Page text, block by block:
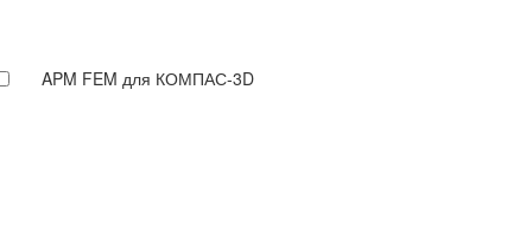
APM FEM для КОМПАС-3D